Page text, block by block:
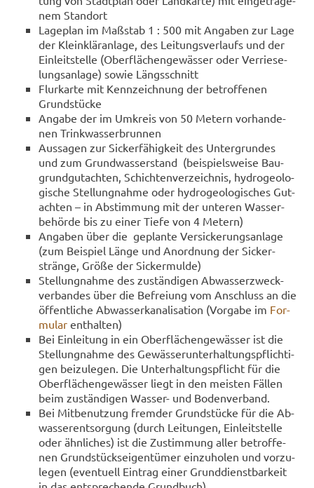
nem Stand­ort
La­ge­plan im Maß­stab 1 : 500 mit An­ga­ben zur Lage
der Klein­klär­an­la­ge, des Lei­tungs­ver­laufs und der
Ein­leit­stel­le (Ober­flä­chen­ge­wäs­ser oder Ver­rie­se­
lungs­an­la­ge) sowie Längs­schnitt
Flur­kar­te mit Kenn­zeich­nung der be­trof­fe­nen
Grund­stü­cke
An­ga­be der im Um­kreis von 50 Me­tern vor­han­de­
nen Trink­was­ser­brun­nen
Aus­sa­gen zur Si­cker­fä­hig­keit des Un­ter­grun­des
und zum Grund­was­ser­stand (bei­spiels­wei­se Bau­
grund­gut­ach­ten, Schich­ten­ver­zeich­nis, hy­dro­geo­lo­
gi­sche Stel­lung­nah­me oder hy­dro­geo­lo­gi­sches Gut­
ach­ten – in Ab­stim­mung mit der un­te­ren Was­ser­
be­hör­de bis zu einer Tiefe von 4 Me­tern)
An­ga­ben über die ge­plan­te Ver­si­cke­rungs­an­la­ge
(zum Bei­spiel Länge und An­ord­nung der Si­cker­
strän­ge, Größe der Si­cker­mul­de)
Stel­lung­nah­me des zu­stän­di­gen Ab­was­ser­zweck­
ver­ban­des über die Be­frei­ung vom An­schluss an die
öf­fent­li­che Ab­was­ser­ka­na­li­sa­ti­on (Vor­ga­be im For­
mu­lar ent­hal­ten)
Bei Ein­lei­tung in ein Ober­flä­chen­ge­wäs­ser ist die
Stel­lung­nah­me des Ge­wäs­ser­un­ter­hal­tungs­pflich­ti­
gen bei­zu­le­gen. Die Un­ter­hal­tungs­pflicht für die
Ober­flä­chen­ge­wäs­ser liegt in den meis­ten Fäl­len
beim zu­stän­di­gen Wasser-​ und Bo­den­ver­band.
Bei Mit­be­nut­zung frem­der Grund­stü­cke für die Ab­
was­ser­ent­sor­gung (durch Lei­tun­gen, Ein­leit­stel­le
oder ähn­li­ches) ist die Zu­stim­mung aller be­trof­fe­
nen Grund­stücks­ei­gen­tü­mer ein­zu­ho­len und vor­zu­
le­gen (even­tu­ell Ein­trag einer Grund­dienst­bar­keit